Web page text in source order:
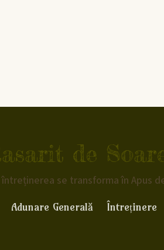
de
întreținerea se transforma în Apus
Adunare Generală Întreținere